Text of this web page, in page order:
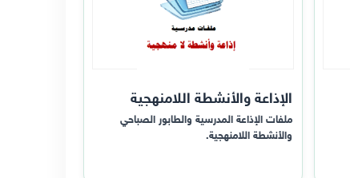
الإذاعة والأنشطة اللامنهجية
ملفات الإذاعة المدرسية والطابور الصباحي
والأنشطة اللامنهجية.